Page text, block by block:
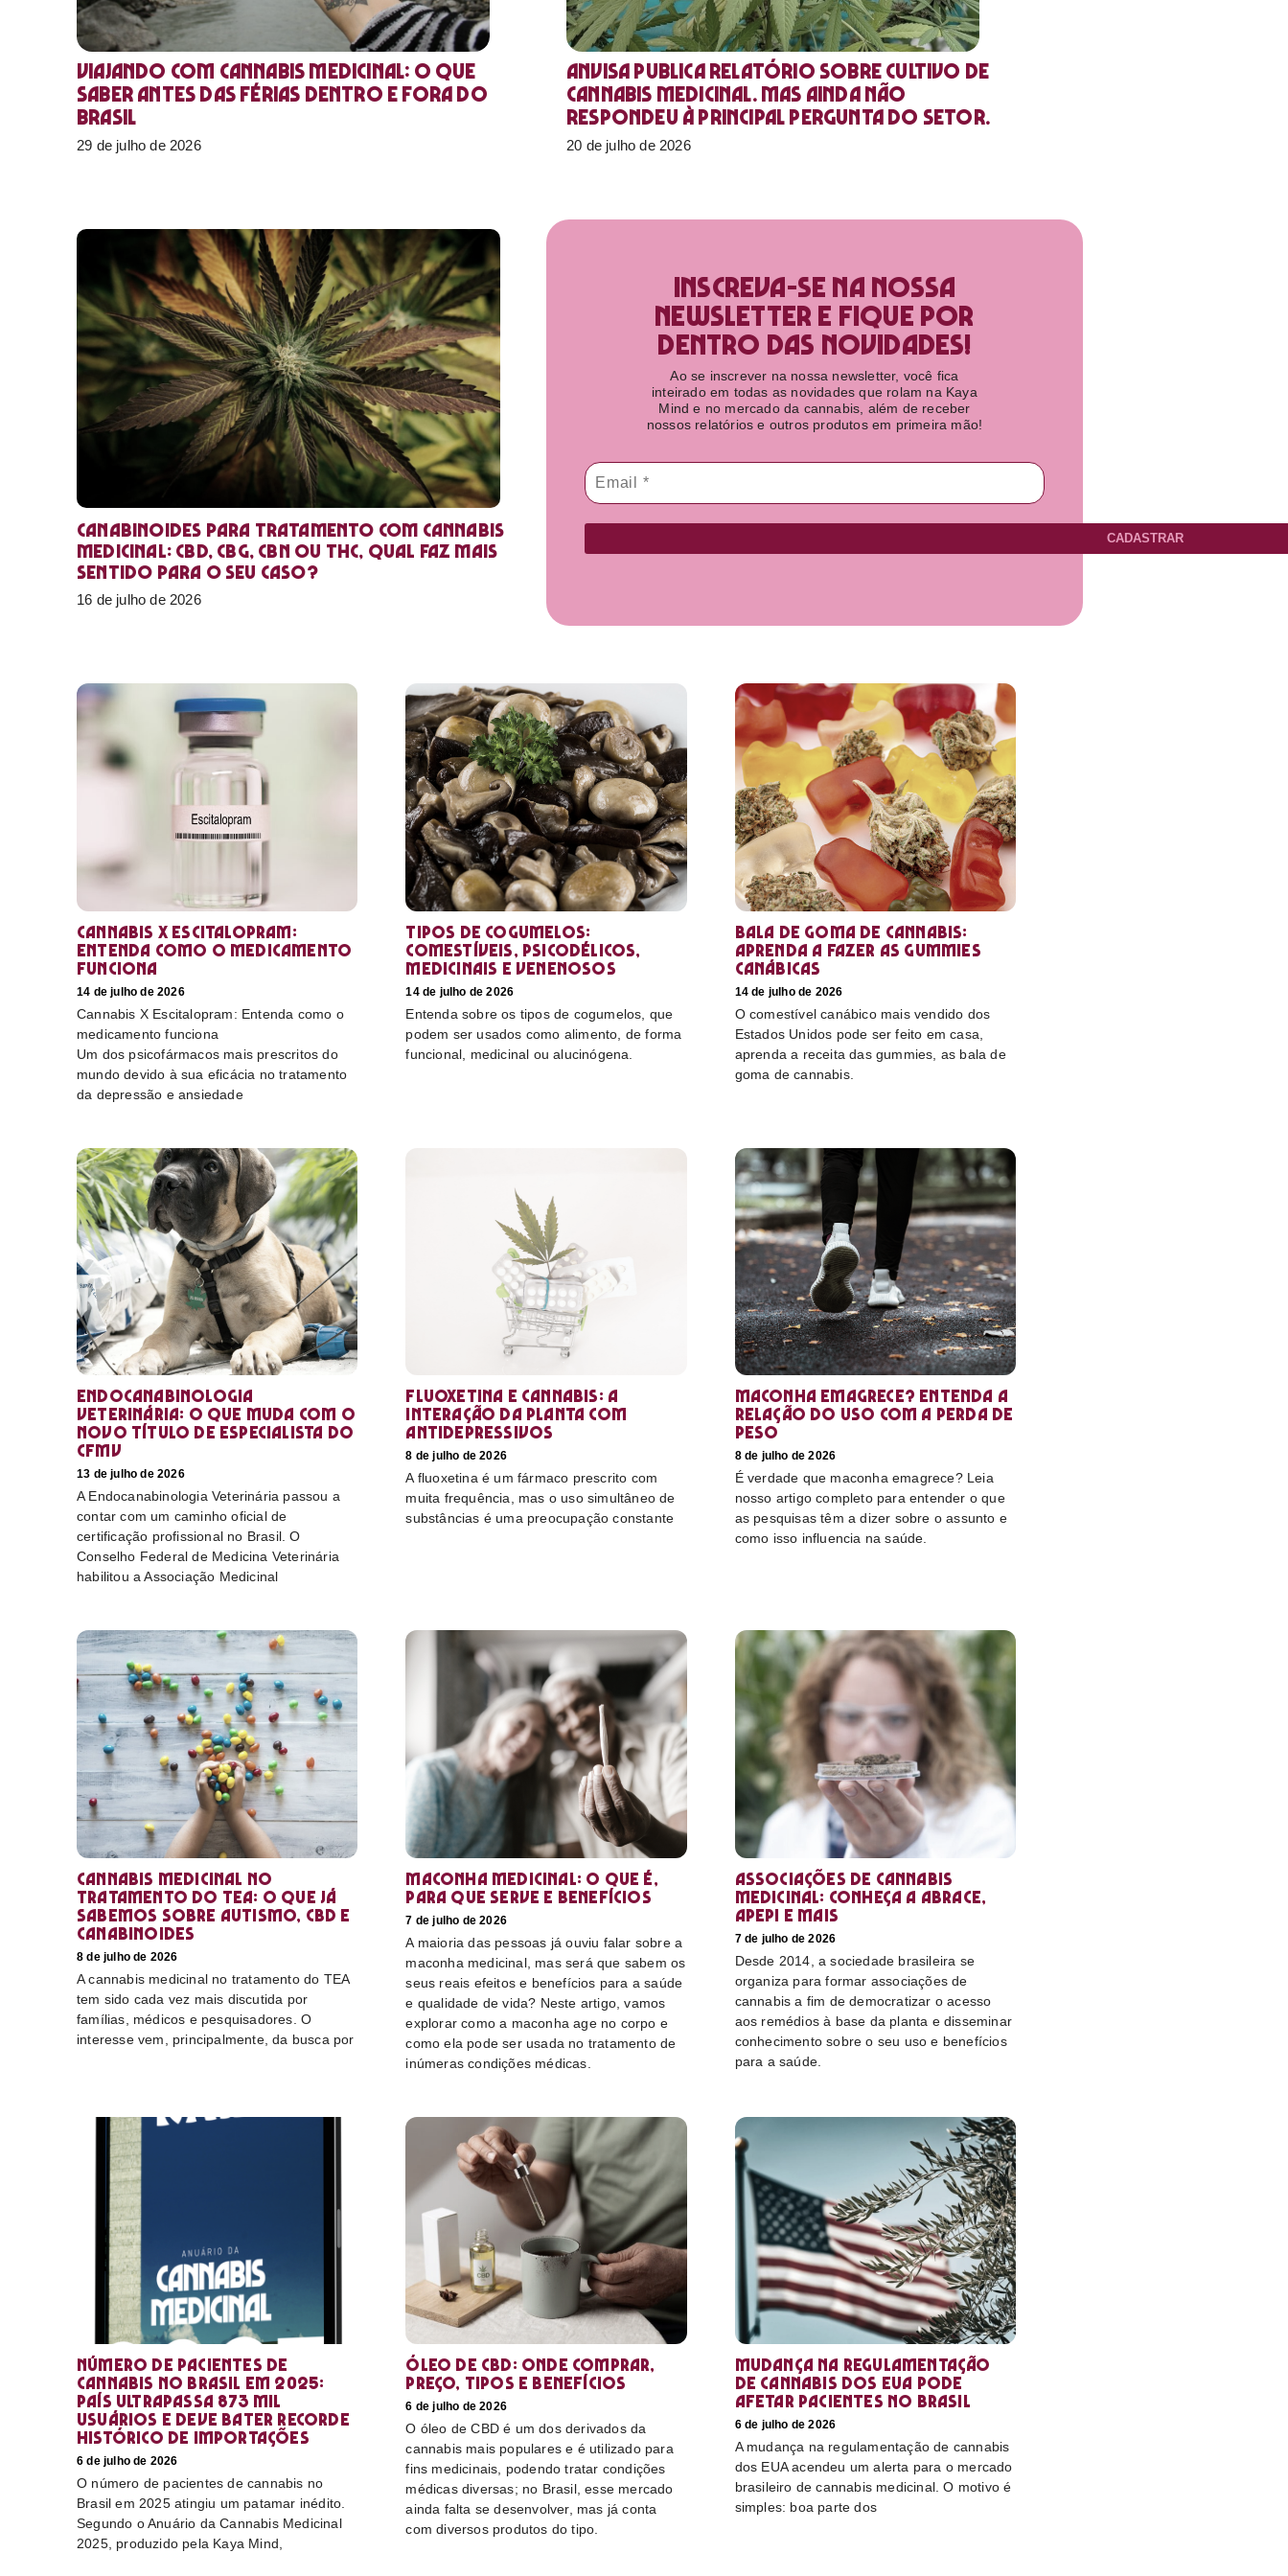
Viajando com cannabis medicinal: o que
saber antes das férias dentro e fora do
Brasil
29 de julho de 2026
Anvisa publica relatório sobre cultivo de
Cannabis medicinal. Mas ainda não
respondeu à principal pergunta do setor.
20 de julho de 2026
Canabinoides para tratamento com cannabis
medicinal: CBD, CBG, CBN ou THC, qual faz mais
sentido para o seu caso?
16 de julho de 2026
Inscreva-se na nossa
newsletter e fique por
dentro das novidades!​
Ao se inscrever na nossa newsletter, você fica
inteirado em todas as novidades que rolam na Kaya
Mind e no mercado da cannabis, além de receber
nossos relatórios e outros produtos em primeira mão!
CADASTRAR
Cannabis X Escitalopram:
Entenda como o medicamento
funciona
14 de julho de 2026
Cannabis X Escitalopram: Entenda como o
medicamento funciona
Um dos psicofármacos mais prescritos do
mundo devido à sua eficácia no tratamento
da depressão e ansiedade
Tipos de cogumelos:
comestíveis, psicodélicos,
medicinais e venenosos
14 de julho de 2026
Entenda sobre os tipos de cogumelos, que
podem ser usados como alimento, de forma
funcional, medicinal ou alucinógena.
Bala de goma de cannabis:
aprenda a fazer as gummies
canábicas
14 de julho de 2026
O comestível canábico mais vendido dos
Estados Unidos pode ser feito em casa,
aprenda a receita das gummies, as bala de
goma de cannabis.
Endocanabinologia
Veterinária: o que muda com o
novo título de especialista do
CFMV
13 de julho de 2026
A Endocanabinologia Veterinária passou a
contar com um caminho oficial de
certificação profissional no Brasil. O
Conselho Federal de Medicina Veterinária
habilitou a Associação Medicinal
Fluoxetina e Cannabis: a
interação da planta com
antidepressivos
8 de julho de 2026
A fluoxetina é um fármaco prescrito com
muita frequência, mas o uso simultâneo de
substâncias é uma preocupação constante
Maconha emagrece? Entenda a
relação do uso com a perda de
peso
8 de julho de 2026
É verdade que maconha emagrece? Leia
nosso artigo completo para entender o que
as pesquisas têm a dizer sobre o assunto e
como isso influencia na saúde.
Cannabis medicinal no
tratamento do TEA: o que já
sabemos sobre autismo, CBD e
canabinoides
8 de julho de 2026
A cannabis medicinal no tratamento do TEA
tem sido cada vez mais discutida por
famílias, médicos e pesquisadores. O
interesse vem, principalmente, da busca por
Maconha medicinal: O que é,
para que serve e benefícios
7 de julho de 2026
A maioria das pessoas já ouviu falar sobre a
maconha medicinal, mas será que sabem os
seus reais efeitos e benefícios para a saúde
e qualidade de vida? Neste artigo, vamos
explorar como a maconha age no corpo e
como ela pode ser usada no tratamento de
inúmeras condições médicas.
Associações de cannabis
medicinal: conheça a Abrace,
Apepi e mais
7 de julho de 2026
Desde 2014, a sociedade brasileira se
organiza para formar associações de
cannabis a fim de democratizar o acesso
aos remédios à base da planta e disseminar
conhecimento sobre o seu uso e benefícios
para a saúde.
Número de pacientes de
cannabis no Brasil em 2025:
país ultrapassa 873 mil
usuários e deve bater recorde
histórico de importações
6 de julho de 2026
O número de pacientes de cannabis no
Brasil em 2025 atingiu um patamar inédito.
Segundo o Anuário da Cannabis Medicinal
2025, produzido pela Kaya Mind,
Óleo de CBD: Onde comprar,
preço, tipos e benefícios
6 de julho de 2026
O óleo de CBD é um dos derivados da
cannabis mais populares e é utilizado para
fins medicinais, podendo tratar condições
médicas diversas; no Brasil, esse mercado
ainda falta se desenvolver, mas já conta
com diversos produtos do tipo.
Mudança na regulamentação
de cannabis dos EUA pode
afetar pacientes no Brasil
6 de julho de 2026
A mudança na regulamentação de cannabis
dos EUA acendeu um alerta para o mercado
brasileiro de cannabis medicinal. O motivo é
simples: boa parte dos